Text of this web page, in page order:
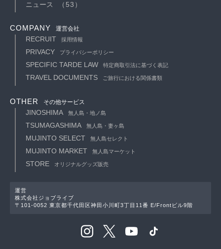
ニュース
（53）
COMPANY 運営会社
RECRUIT 採用情報
PRIVACY プライバシーポリシー
SPECIFIC TARDE LAW 特定商取引法に基づく表記
TRAVEL DOCUMENTS ご旅行における関係書類
OTHER その他サービス
JINOSHIMA 無人島・地ノ島
TSUMAGASHIMA 無人島・妻ヶ島
MUJINTO SELECT 無人島セレクト
MUJINTO MARKET 無人島マーケット
STORE オリジナルグッズ販売
運営
株式会社ジョブライブ
〒101-0052 東京都千代田区神田小川町3丁目11番 E/Frontビル9階